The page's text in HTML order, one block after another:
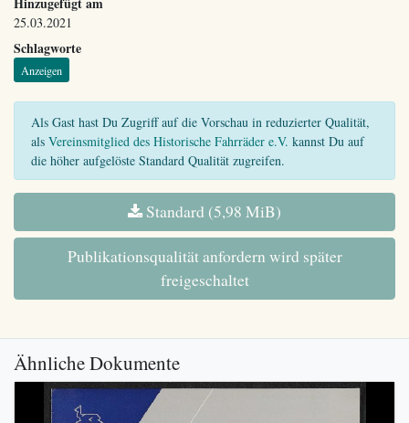
25.03.2021
Schlagworte
Anzeigen
Als Gast hast Du Zugriff auf die Vorschau in reduzierter Qualität,
als Vereinsmitglied des Historische Fahrräder e.V. kannst Du auf
die höher aufgelöste Standard Qualität zugreifen.
Standard (5,98 MiB)
Publikationsqualität anfordern wird später
freigeschaltet
Ähnliche Dokumente